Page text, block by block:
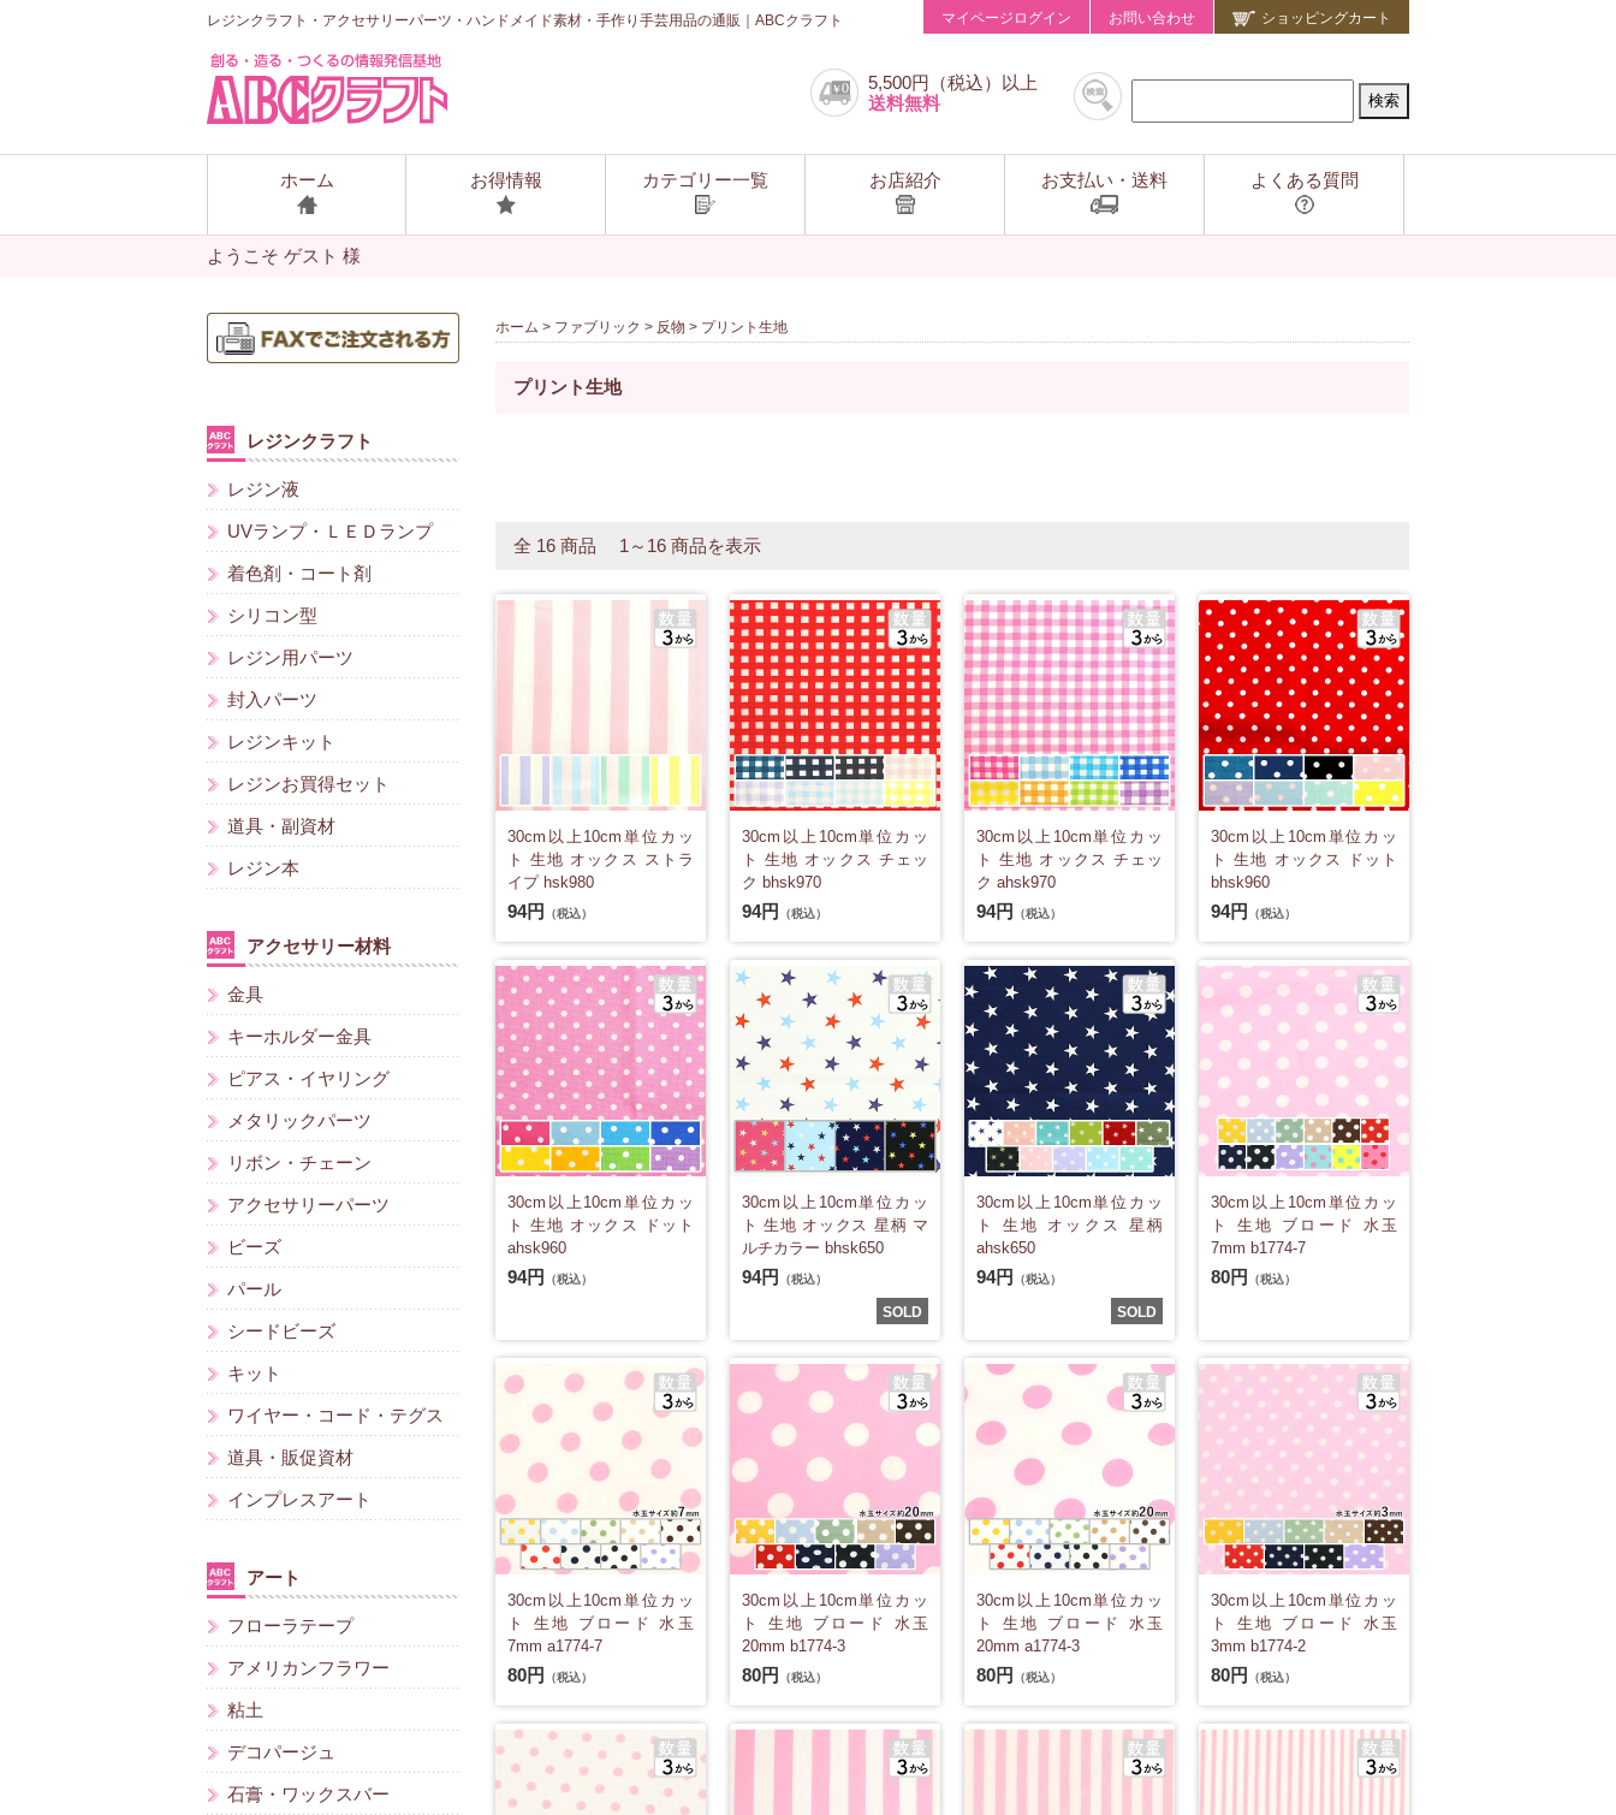
レジンクラフト・アクセサリーパーツ・ハンドメイド素材・手作り手芸用品の通販｜ABCクラフト マイページログイン お問い合わせ ショッピングカート
5,500円（税込）以上
送料無料
ホーム お得情報 カテゴリー一覧 お店紹介 お支払い・送料 よくある質問
ようこそ ゲスト 様
ホーム > ファブリック > 反物 > プリント生地
プリント生地
全 16 商品 1～16 商品を表示
30cm以上10cm単位カッ
ト 生地 オックス ストラ
イプ hsk980
94円 （税込）
30cm以上10cm単位カッ
ト 生地 オックス チェッ
ク bhsk970
94円 （税込）
30cm以上10cm単位カッ
ト 生地 オックス チェッ
ク ahsk970
94円 （税込）
30cm以上10cm単位カッ
ト 生地 オックス ドット
bhsk960
94円 （税込）
30cm以上10cm単位カッ
ト 生地 オックス ドット
ahsk960
94円 （税込）
30cm以上10cm単位カッ
ト 生地 オックス 星柄 マ
ルチカラー bhsk650
94円 （税込）
SOLD
30cm以上10cm単位カッ
ト 生地 オックス 星柄
ahsk650
94円 （税込）
SOLD
30cm以上10cm単位カッ
ト 生地 ブロード 水玉
7mm b1774-7
80円 （税込）
30cm以上10cm単位カッ
ト 生地 ブロード 水玉
7mm a1774-7
80円 （税込）
30cm以上10cm単位カッ
ト 生地 ブロード 水玉
20mm b1774-3
80円 （税込）
30cm以上10cm単位カッ
ト 生地 ブロード 水玉
20mm a1774-3
80円 （税込）
30cm以上10cm単位カッ
ト 生地 ブロード 水玉
3mm b1774-2
80円 （税込）
レジンクラフト
レジン液
UVランプ・ＬＥＤランプ
着色剤・コート剤
シリコン型
レジン用パーツ
封入パーツ
レジンキット
レジンお買得セット
道具・副資材
レジン本
アクセサリー材料
金具
キーホルダー金具
ピアス・イヤリング
メタリックパーツ
リボン・チェーン
アクセサリーパーツ
ビーズ
パール
シードビーズ
キット
ワイヤー・コード・テグス
道具・販促資材
インプレスアート
アート
フローラテープ
アメリカンフラワー
粘土
デコパージュ
石膏・ワックスバー